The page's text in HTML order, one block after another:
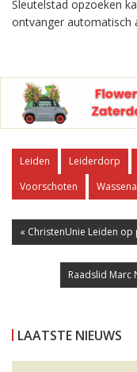
Sleutelstad opzoeken
ontvanger automatisch
Leiden Leiderdorp
Voorschoten
« ChristenUnie Leiden
Raadslid Marc
LAATSTE NIEUWS